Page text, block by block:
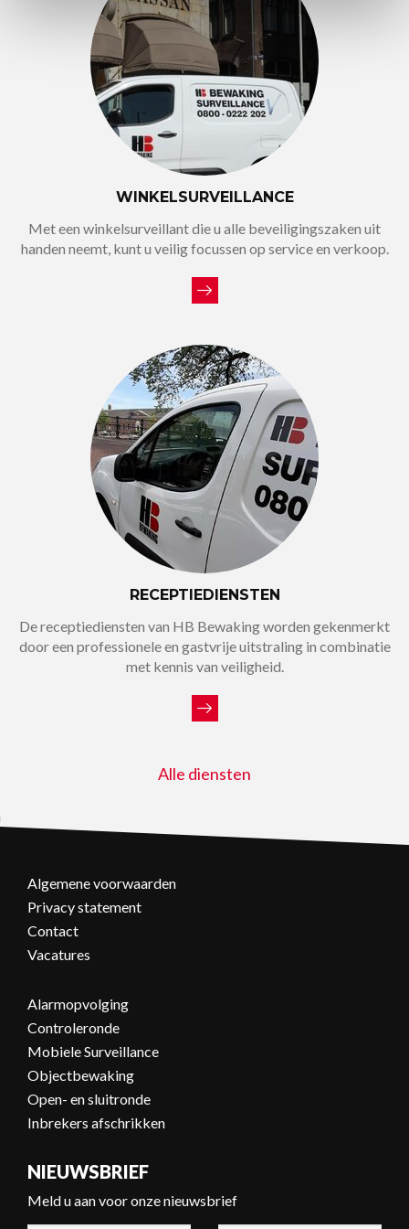
WINKELSURVEILLANCE
Met een winkelsurveillant die u alle beveiligingszaken uit
handen neemt, kunt u veilig focussen op service en verkoop.
RECEPTIEDIENSTEN
De receptiediensten van HB Bewaking worden gekenmerkt
door een professionele en gastvrije uitstraling in combinatie
met kennis van veiligheid.
Alle diensten
Algemene voorwaarden
Privacy statement
Contact
Vacatures
Alarmopvolging
Controleronde
Mobiele Surveillance
Objectbewaking
Open- en sluitronde
Inbrekers afschrikken
NIEUWSBRIEF
Meld u aan voor onze nieuwsbrief